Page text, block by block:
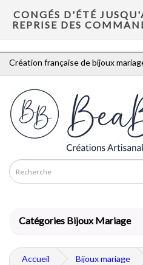
CONGÉS D'ÉTÉ
REPRISE DES
Création française de bijoux
Catégories Bijoux Mariage
Accueil
Bijoux mariage